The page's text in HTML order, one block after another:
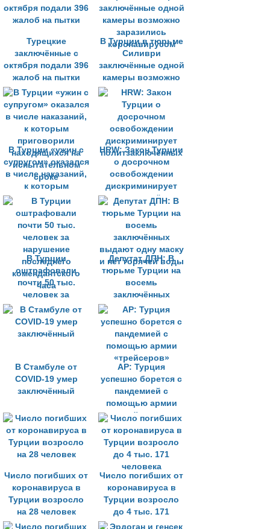
Турецкие
заключённые с
октября подали 396
жалоб на пытки
В Турции в тюрьме
Силиври
заключённые одной
камеры возможно
заразились
коронавирусом
В Турции «ужин с
супругом» оказался
в числе наказаний,
к которым
приговорили
находящихся на
испытательном
сроке
HRW: Закон Турции
о досрочном
освобождении
дискриминирует
политзаключённых
В Турции
оштрафовали
почти 50 тыс.
человек за
нарушение
последнего
комендантского
Депутат ДПН: В
тюрьме Турции на
восемь
заключённых
выдают одну маску
и нет горячей воды
В Стамбуле от
COVID-19 умер
заключённый
AP: Турция
успешно борется с
пандемией с
помощью армии
«трейсеров»
Число погибших от
коронавируса в
Турции возросло
на 28 человек
Число погибших от
коронавируса в
Турции возросло
до 4 тыс. 171
человека